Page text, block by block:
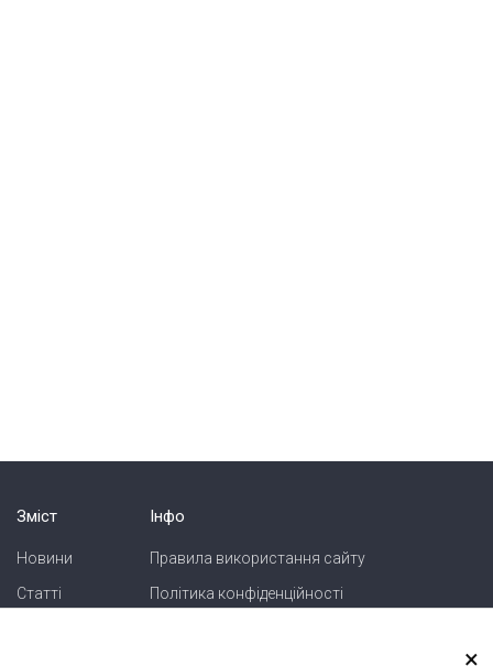
Зміст
Новини
Статті
Інфо
Правила використання сайту
Політика конфіденційності
×